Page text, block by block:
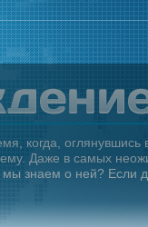
когда,
Даже в самых
знаем о ней? Если